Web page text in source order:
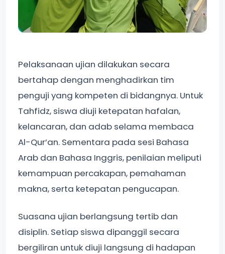
Pelaksanaan ujian dilakukan secara
bertahap dengan menghadirkan tim
penguji yang kompeten di bidangnya. Untuk
Tahfidz, siswa diuji ketepatan hafalan,
kelancaran, dan adab selama membaca
Al-Qur’an. Sementara pada sesi Bahasa
Arab dan Bahasa Inggris, penilaian meliputi
kemampuan percakapan, pemahaman
makna, serta ketepatan pengucapan.
Suasana ujian berlangsung tertib dan
disiplin. Setiap siswa dipanggil secara
bergiliran untuk diuji langsung di hadapan